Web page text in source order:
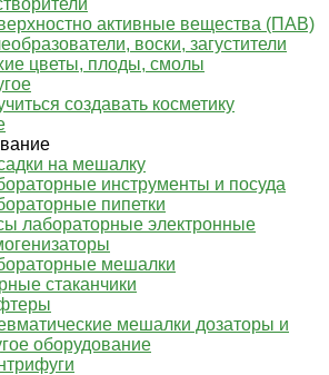
активные вещества (ПАВ)
воски, загустители
цветы, плоды, смолы
создавать косметику
на мешалку
инструменты и посуда
пипетки
лабораторные электронные
мешалки
стаканчики
мешалки дозаторы и
оборудование